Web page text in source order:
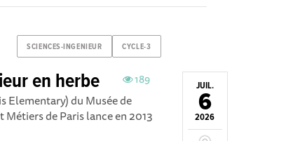
SCIENCES-INGENIEUR CYCLE-3
JUIL.
6
2026
189
en herbe
Elementary) du Musée de
Métiers de Paris lance en 2013